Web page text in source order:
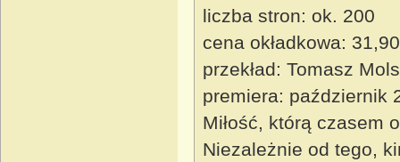
liczba stron: ok. 200
cena okładkowa: 31,90
przekład: Tomasz
premiera: październik
Miłość, którą czasem
Niezależnie od tego,